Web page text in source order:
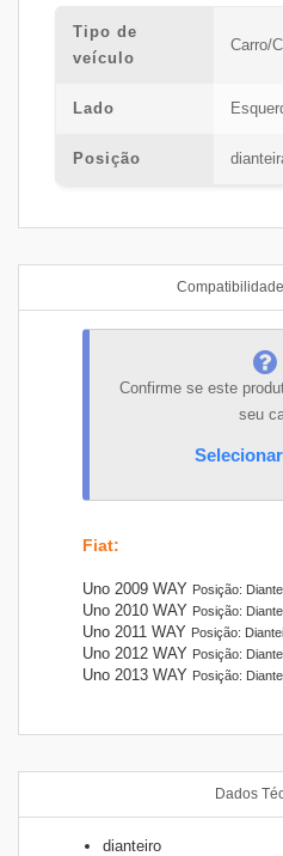
Tipo de
veículo
Carro/
Lado
Posição
Confirme se este
seu
Fiat:
Uno 2009 WAY Posição:
Uno 2010 WAY Posição:
Uno 2011 WAY Posição:
Uno 2012 WAY Posição:
Uno 2013 WAY Posição:
Dados
dianteiro